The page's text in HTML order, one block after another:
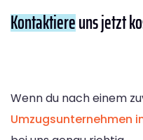
Kontaktiereuns jetzt
Wenn du nach einem
Umzugsunternehmen